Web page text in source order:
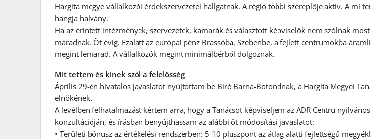
Hargita megye vállalkozói érdekszervezetei hallgatnak. A régió többi szereplője aktív. A mi
hangja halvány.
Ha az érintett intézmények, szervezetek, kamarák és választott képviselők nem szólnak
maradnak. Öt évig. Ezalatt az európai pénz Brassóba, Szebenbe, a fejlett centrumokba
megint lemarad. A vállalkozók megint minimálbérből dolgoznak.
Mit tettem és kinek szól a felelősség
Április 29-én hivatalos javaslatot nyújtottam be Biró Barna-Botondnak, a Hargita Megyei
elnökének.
A levélben felhatalmazást kértem arra, hogy a Tanácsot képviseljem az ADR Centru nyilvános
konzultációján, és írásban benyújthassam az alábbi öt módosítási javaslatot:
• Területi bónusz az értékelési rendszerben: 5-10 pluszpont az átlag alatti fejlettségű